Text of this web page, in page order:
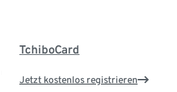
TchiboCard
Jetzt kostenlos registrieren